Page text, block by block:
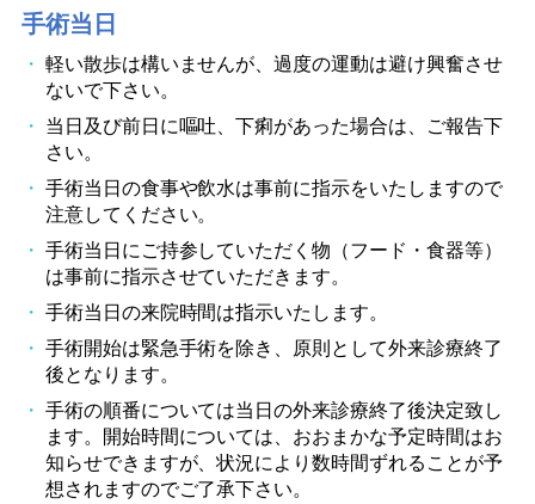
手術当日
軽い散歩は構いませんが、過度の運動は避け興奮させ
ないで下さい。
当日及び前日に嘔吐、下痢があった場合は、ご報告下
さい。
手術当日の食事や飲水は事前に指示をいたしますので
注意してください。
手術当日にご持参していただく物（フード・食器等）
は事前に指示させていただきます。
手術当日の来院時間は指示いたします。
手術開始は緊急手術を除き、原則として外来診療終了
後となります。
手術の順番については当日の外来診療終了後決定致し
ます。開始時間については、おおまかな予定時間はお
知らせできますが、状況により数時間ずれることが予
想されますのでご了承下さい。